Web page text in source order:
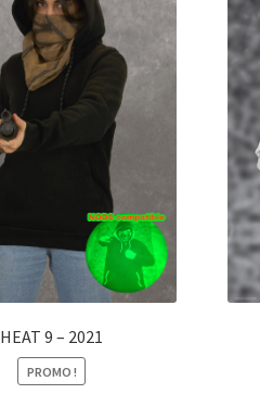
HEAT 9 – 2021
PROMO !